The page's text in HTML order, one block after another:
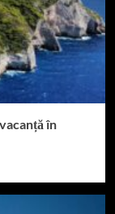
în